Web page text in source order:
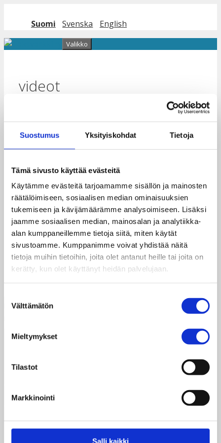
Suostumus Yksityiskohdat Tietoja
Tämä sivusto käyttää evästeitä
Käytämme evästeitä tarjoamamme sisällön ja mainosten
räätälöimiseen, sosiaalisen median ominaisuuksien
tukemiseen ja kävijämäärämme analysoimiseen. Lisäksi
jaamme sosiaalisen median, mainosalan ja analytiikka-
alan kumppaneillemme tietoja siitä, miten käytät
sivustoamme. Kumppanimme voivat yhdistää näitä
tietoja muihin tietoihin, joita olet antanut heille tai joita on
kerätty, kun olet käyttänyt heidän palvelujaan.
valinta
Välttämätön
Mieltymykset
Tilastot
Markkinointi
Salli kaikki
sisältöönSuomi Svenska English
Valikko
videot
“Elämäni kääntyi 180 asteella” –
Redes Juveniles 10 vuotta
myöhemmin
Redes Juveniles 10 vuotta myöhemmin -videoilla
entiset nuorisoaktiivit muistelevat toimintaansa
…
Lue lisää
Globaalikeskus
taksvarkki@taksvarkki.fi